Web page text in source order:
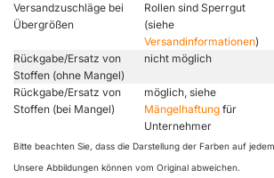
Versandzuschläge bei
Übergrößen
Rollen sind Sperrgut
(siehe
Versandinformationen)
Rückgabe/Ersatz von
Stoffen (ohne Mangel)
nicht möglich
Rückgabe/Ersatz von
Stoffen (bei Mangel)
möglich, siehe
Mängelhaftung für
Unternehmer
Bitte beachten Sie, dass die Darstellung der Farben auf
Unsere Abbildungen können vom Original abweichen.